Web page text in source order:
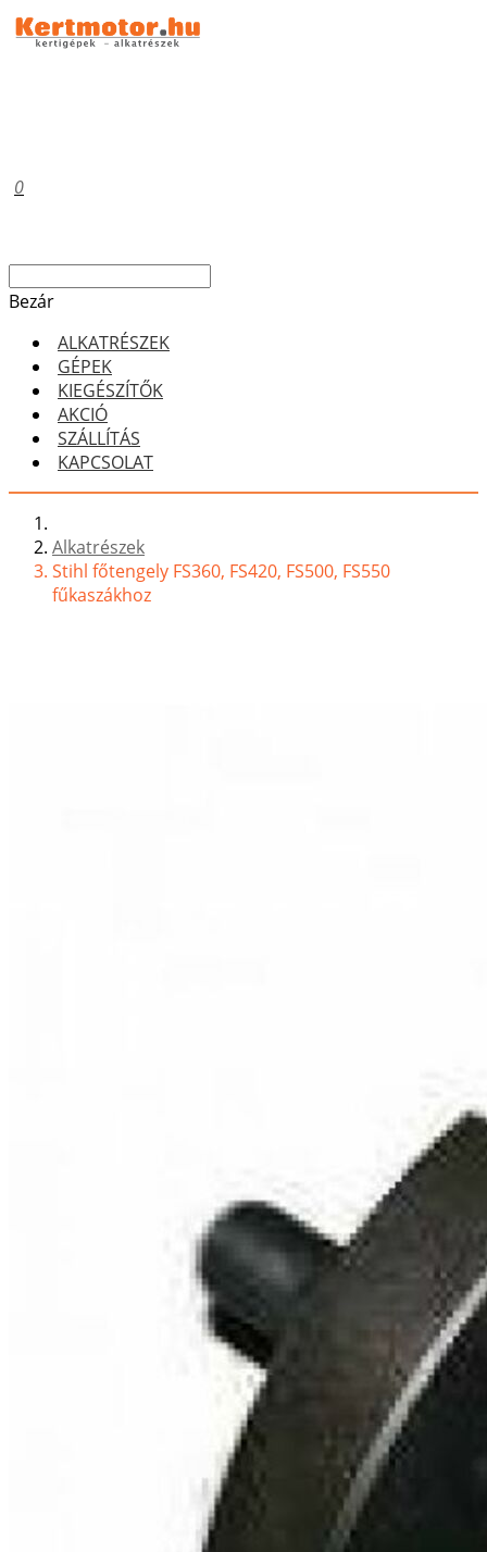
0
Bezár
ALKATRÉSZEK
GÉPEK
KIEGÉSZÍTŐK
AKCIÓ
SZÁLLÍTÁS
KAPCSOLAT
Alkatrészek
Stihl főtengely FS360, FS420, FS500, FS550
fűkaszákhoz